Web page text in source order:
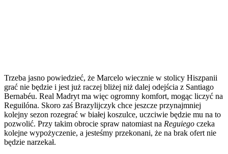
Trzeba jasno powiedzieć, że Marcelo wiecznie w stolicy Hiszpanii
grać nie będzie i jest już raczej bliżej niż dalej odejścia z Santiago
Bernabéu. Real Madryt ma więc ogromny komfort, mogąc liczyć na
Reguilóna. Skoro zaś Brazylijczyk chce jeszcze przynajmniej
kolejny sezon rozegrać w białej koszulce, uczciwie będzie mu na to
pozwolić. Przy takim obrocie spraw natomiast na Reguiego czeka
kolejne wypożyczenie, a jesteśmy przekonani, że na brak ofert nie
będzie narzekał.